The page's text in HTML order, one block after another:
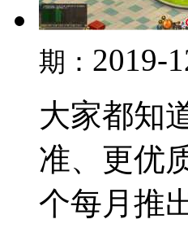
期： 2019-
大家都知
准、更优
个每月推